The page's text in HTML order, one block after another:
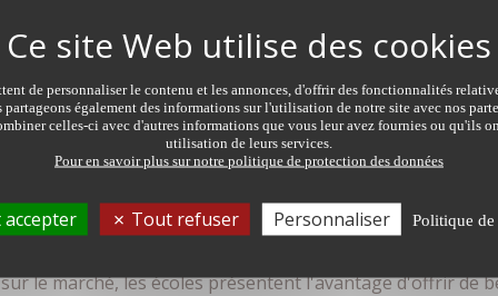
points forts du loft puisqu'il fait la part belle à
en centre-ville, construit dans un bâtiment
les travaux de rénovation qui vont doubler le
inégalé !
!
elles ne risquent pas de rester vides très longtemps.
ou elles font saliver des chefs qui les transforment en
campagnes…
le marché, les écoles présentent l'avantage d'offrir de
de personnaliser le contenu et les annonces, d'offrir des fonctionnalités
également des informations sur l'utilisation de notre site avec nos
celles-ci avec d'autres informations que vous leur avez fournies ou qu'ils
utilisation de leurs services.
Pour en savoir plus sur notre politique de protection des données
Tout refuser Personnaliser Politique